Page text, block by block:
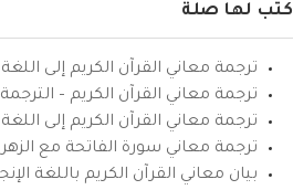
كتب لها صلة
ترجمة معاني القرآن الكريم إلى اللغة
ترجمة معاني القرآن الكريم –
ترجمة معاني القرآن الكريم إلى
ترجمة معاني سورة الفاتحة مع
بيان معاني القرآن الكريم باللغة